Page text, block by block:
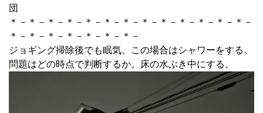
団
＊－＊－＊－＊－＊－＊－＊－＊－＊－＊－＊－＊－＊－
＊－＊－＊－＊－＊－＊－＊－
ジョギング掃除後でも眠気。この場合はシャワーをする。
問題はどの時点で判断するか。床の水ぶき中にする。